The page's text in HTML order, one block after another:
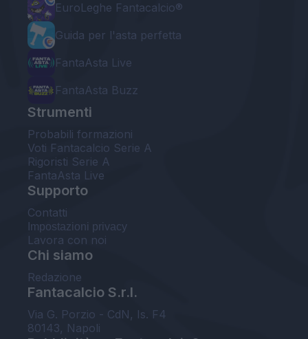
EuroLeghe Fantacalcio®
Guida per l'asta perfetta
FantaAsta Live
FantaAsta Buzz
Strumenti
Probabili formazioni
Voti Fantacalcio Serie A
Rigoristi Serie A
FantaAsta Live
Supporto
Contatti
Impostazioni privacy
Lavora con noi
Chi siamo
Redazione
Fantacalcio S.r.l.
Via G. Porzio - CdN, Is. F4
80143, Napoli